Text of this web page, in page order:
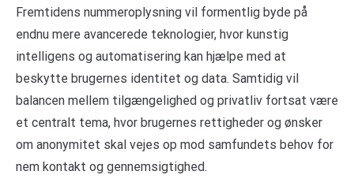
Fremtidens nummeroplysning vil formentlig byde på
endnu mere avancerede teknologier, hvor kunstig
intelligens og automatisering kan hjælpe med at
beskytte brugernes identitet og data. Samtidig vil
balancen mellem tilgængelighed og privatliv fortsat være
et centralt tema, hvor brugernes rettigheder og ønsker
om anonymitet skal vejes op mod samfundets behov for
nem kontakt og gennemsigtighed.